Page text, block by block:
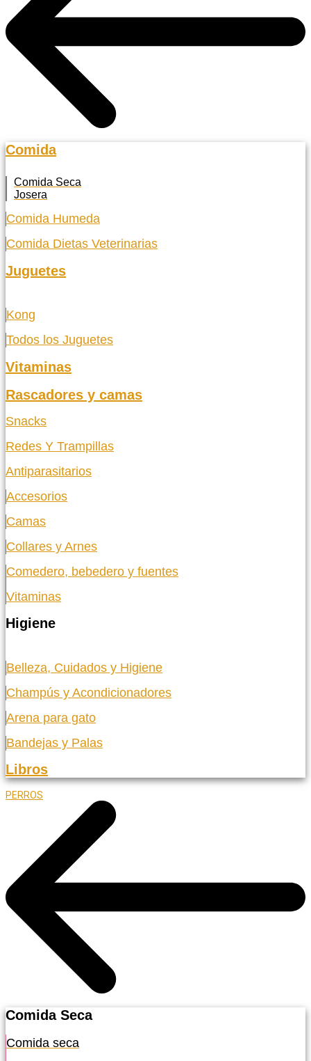
Comida
Comida Seca
Josera
Comida Humeda
Comida Dietas Veterinarias
Juguetes
Kong
Todos los Juguetes
Vitaminas
Rascadores y camas
Snacks
Redes Y Trampillas
Antiparasitarios
Accesorios
Camas
Collares y Arnes
Comedero, bebedero y fuentes
Vitaminas
Higiene
Belleza, Cuidados y Higiene
Champús y Acondicionadores
Arena para gato
Bandejas y Palas
Libros
PERROS
Comida Seca
Comida seca